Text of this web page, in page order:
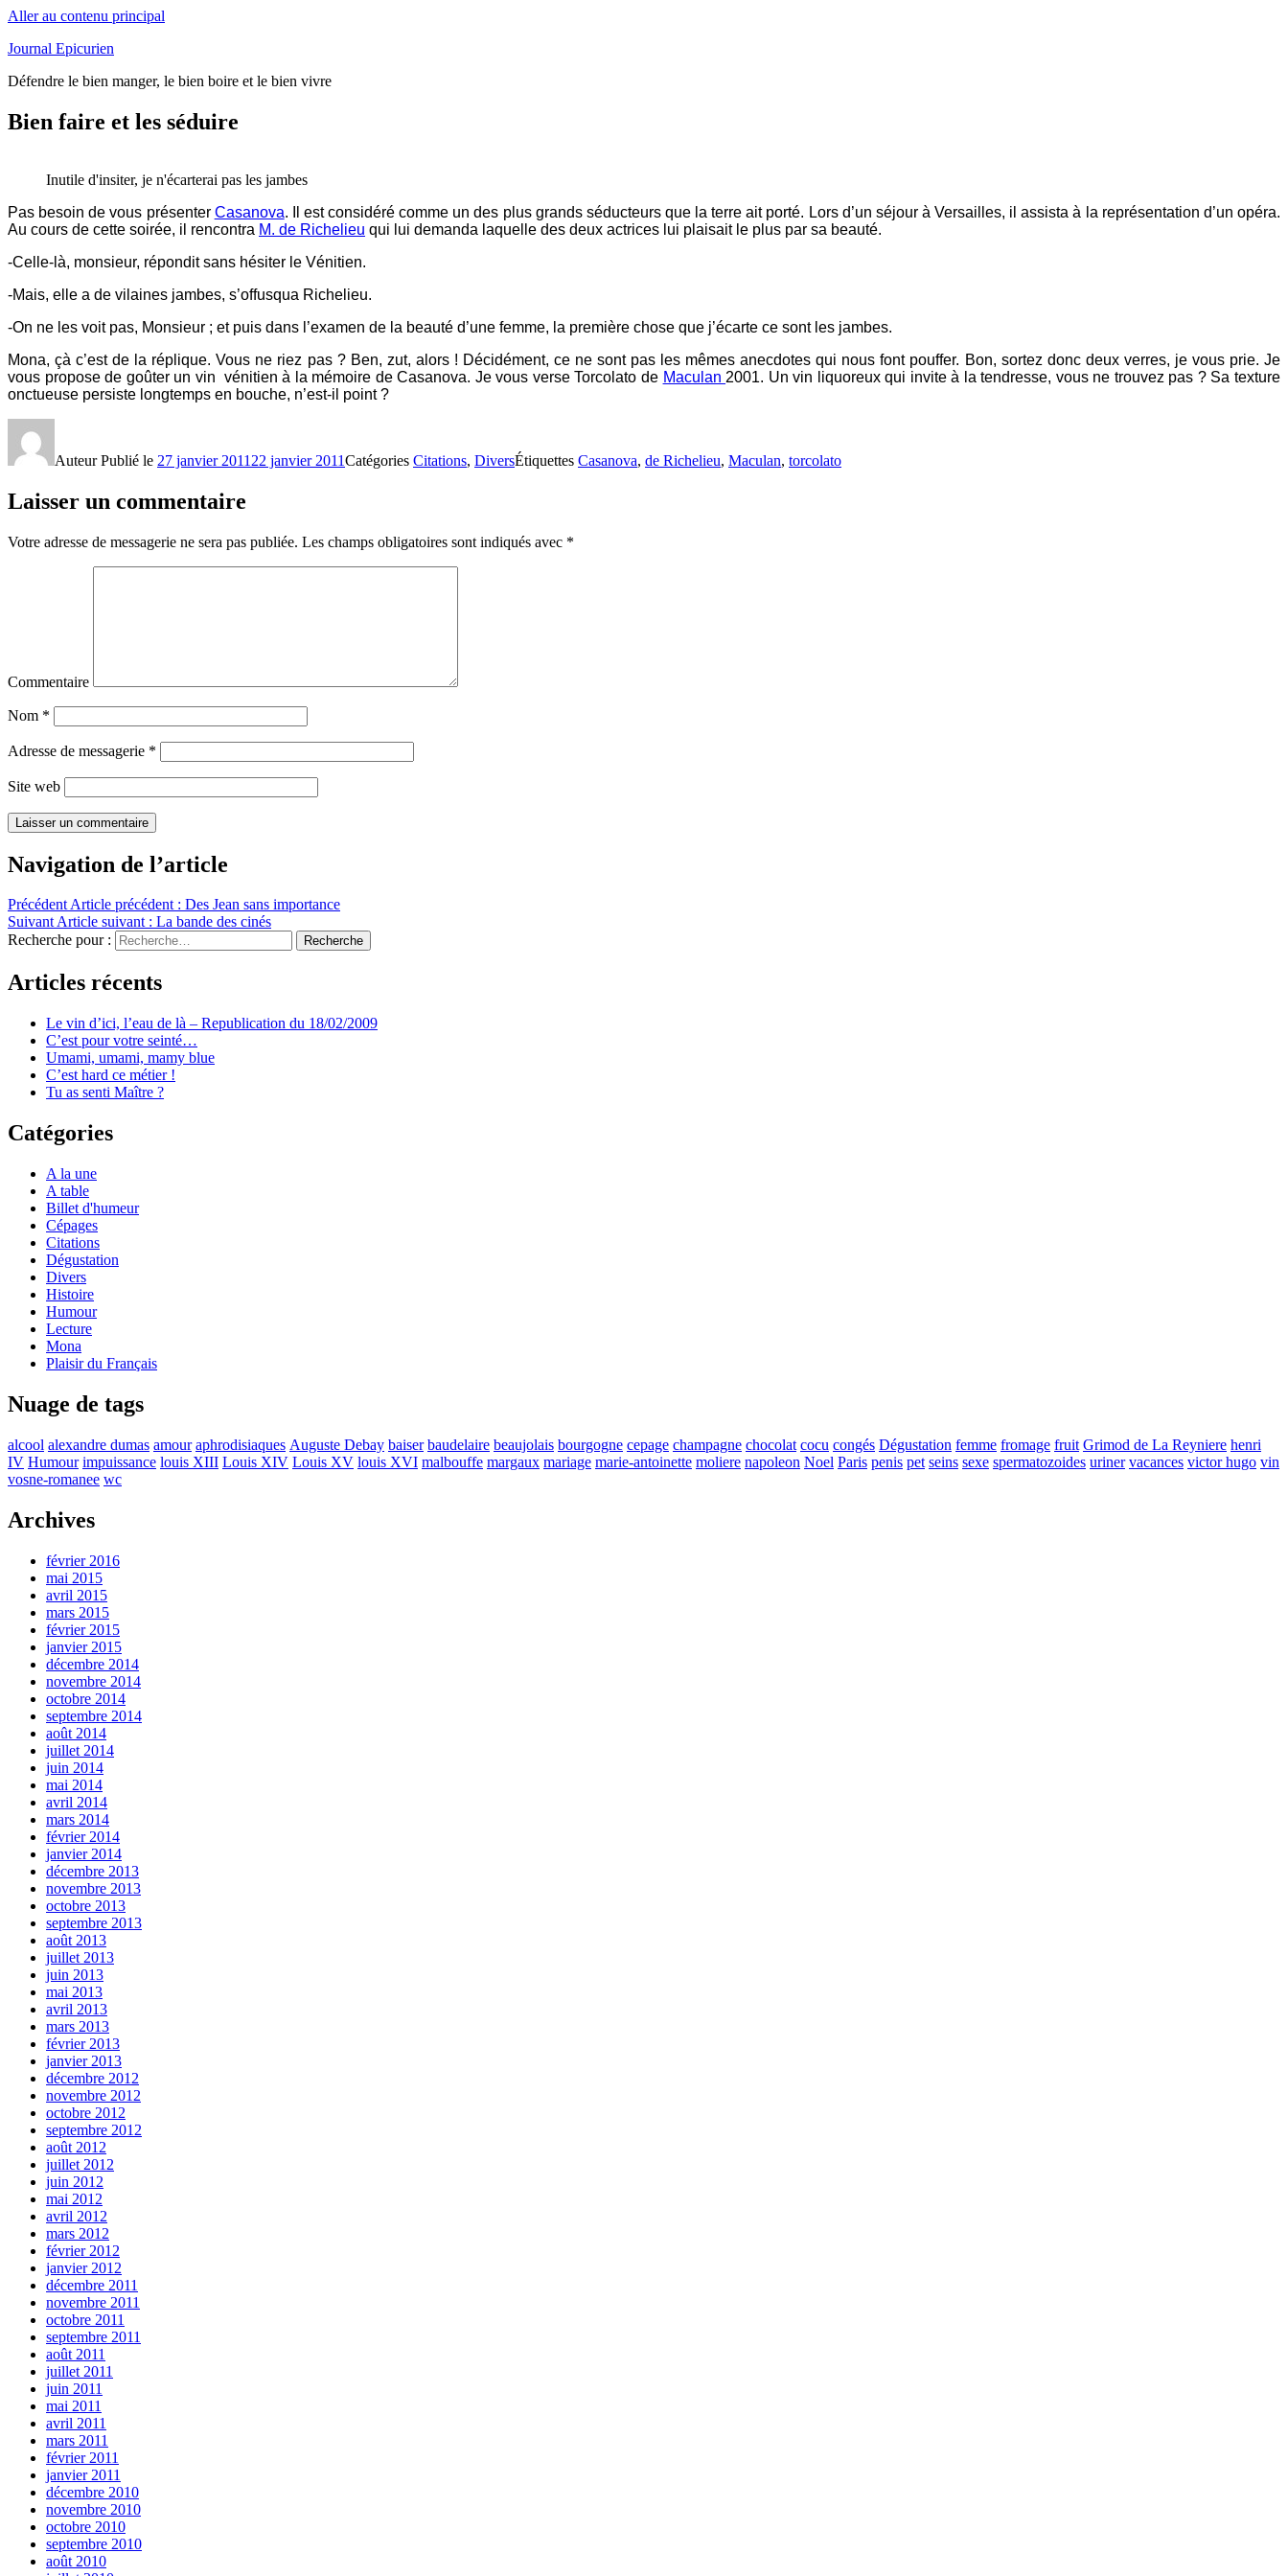
Aller au contenu principal
Journal Epicurien
Défendre le bien manger, le bien boire et le bien vivre
Bien faire et les séduire
Inutile d'insiter, je n'écarterai pas les jambes
Pas besoin de vous présenter Casanova. Il est considéré comme un des plus grands séducteurs que la terre ait porté. Lors d’un séjour à Versailles, il assista à la représentation d’un opéra.
Au cours de cette soirée, il rencontra M. de Richelieu qui lui demanda laquelle des deux actrices lui plaisait le plus par sa beauté.
-Celle-là, monsieur, répondit sans hésiter le Vénitien.
-Mais, elle a de vilaines jambes, s’offusqua Richelieu.
-On ne les voit pas, Monsieur ; et puis dans l’examen de la beauté d’une femme, la première chose que j’écarte ce sont les jambes.
Mona, çà c’est de la réplique. Vous ne riez pas ? Ben, zut, alors ! Décidément, ce ne sont pas les mêmes anecdotes qui nous font pouffer. Bon, sortez donc deux verres, je vous prie. Je
vous propose de goûter un vin vénitien à la mémoire de Casanova. Je vous verse Torcolato de Maculan 2001. Un vin liquoreux qui invite à la tendresse, vous ne trouvez pas ? Sa texture
onctueuse persiste longtemps en bouche, n’est-il point ?
AuteurPublié le 27 janvier 2011 22 janvier 2011Catégories Citations, DiversÉtiquettes Casanova, de Richelieu, Maculan, torcolato
Laisser un commentaire
Votre adresse de messagerie ne sera pas publiée. Les champs obligatoires sont indiqués avec *
Commentaire
Nom *
Adresse de messagerie *
Site web
Navigation de l’article
PrécédentArticle précédent : Des Jean sans importance
SuivantArticle suivant : La bande des cinés
Recherche pour :
Recherche
Articles récents
Le vin d’ici, l’eau de là – Republication du 18/02/2009
C’est pour votre seinté…
Umami, umami, mamy blue
C’est hard ce métier !
Tu as senti Maître ?
Catégories
A la une
A table
Billet d'humeur
Cépages
Citations
Dégustation
Divers
Histoire
Humour
Lecture
Mona
Plaisir du Français
Nuage de tags
alcool alexandre dumas amour aphrodisiaques Auguste Debay baiser baudelaire beaujolais bourgogne cepage champagne chocolat cocu congés Dégustation femme fromage fruit Grimod de La Reyniere henri
IV Humour impuissance louis XIII Louis XIV Louis XV louis XVI malbouffe margaux mariage marie-antoinette moliere napoleon Noel Paris penis pet seins sexe spermatozoides uriner vacances victor hugo vin
vosne-romanee wc
Archives
février 2016
mai 2015
avril 2015
mars 2015
février 2015
janvier 2015
décembre 2014
novembre 2014
octobre 2014
septembre 2014
août 2014
juillet 2014
juin 2014
mai 2014
avril 2014
mars 2014
février 2014
janvier 2014
décembre 2013
novembre 2013
octobre 2013
septembre 2013
août 2013
juillet 2013
juin 2013
mai 2013
avril 2013
mars 2013
février 2013
janvier 2013
décembre 2012
novembre 2012
octobre 2012
septembre 2012
août 2012
juillet 2012
juin 2012
mai 2012
avril 2012
mars 2012
février 2012
janvier 2012
décembre 2011
novembre 2011
octobre 2011
septembre 2011
août 2011
juillet 2011
juin 2011
mai 2011
avril 2011
mars 2011
février 2011
janvier 2011
décembre 2010
novembre 2010
octobre 2010
septembre 2010
août 2010